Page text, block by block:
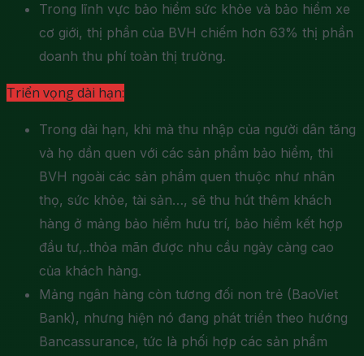
Trong lĩnh vực bảo hiểm sức khỏe và bảo hiểm xe
cơ giới, thị phần của BVH chiếm hơn 63% thị phần
doanh thu phí toàn thị trường.
Triển vọng dài hạn:
Trong dài hạn, khi mà thu nhập của người dân tăng
và họ dần quen với các sản phẩm bảo hiểm, thì
BVH ngoài các sản phẩm quen thuộc như nhân
thọ, sức khỏe, tài sản…, sẽ thu hút thêm khách
hàng ở mảng bảo hiểm hưu trí, bảo hiểm kết hợp
đầu tư,..thỏa mãn được nhu cầu ngày càng cao
của khách hàng.
Mảng ngân hàng còn tương đối non trẻ (BaoViet
Bank), nhưng hiện nó đang phát triển theo hướng
Bancassurance, tức là phối hợp các sản phẩm